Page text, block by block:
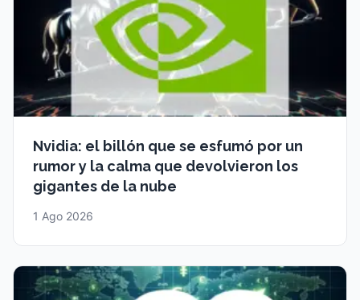
Nvidia: el billón que se esfumó por un
rumor y la calma que devolvieron los
gigantes de la nube
1 Ago 2026